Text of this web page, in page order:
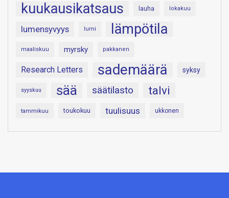
kuukausikatsaus lauha lokakuu
lumensyvyys lumi lämpötila
maaliskuu myrsky pakkanen
Research Letters sademäärä syksy
syyskuu sää säätilasto talvi
tammikuu toukokuu tuulisuus ukkonen